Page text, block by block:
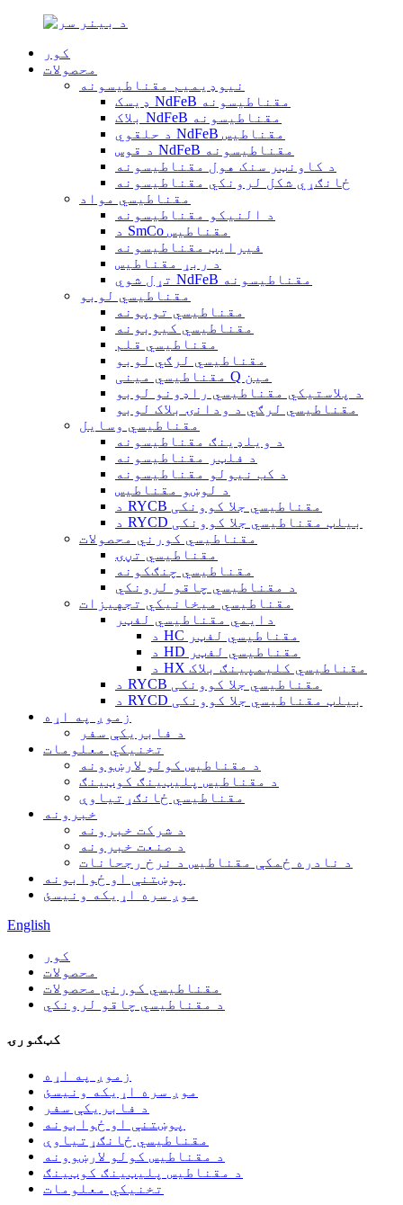
کور
محصولات
نیوډیمیم مقناطیسونه
ډیسک NdFeB مقناطیسونه
بلاک NdFeB مقناطیسونه
د حلقوي NdFeB مقناطیس
د قوس NdFeB مقناطیسونه
د کاونټر سنک هول مقناطیسونه
ځانګړي شکل لرونکي مقناطیسونه
مقناطیسي مواد
د النیکو مقناطیسونه
د SmCo مقناطیس
فیرایټ مقناطیسونه
د ربړ مقناطیس
تړل شوي NdFeB مقناطیسونه
مقناطیسي لوبو
مقناطیسي توپونه
مقناطیسي کیوبونه
مقناطیسي قلم
مقناطیسي لرګي لوبو
مقناطیسي مینی Q مین
د پلاستيکي مقناطیسي راډونو لوبو
مقناطیسي لرګي د ودانۍ بلاک لوبو
مقناطیسي وسایل
د ویلډینګ مقناطیسونه
د فلټر مقناطیسونه
د کب نیولو مقناطیسونه
د لوښو مقناطیس
د RYCB مقناطیسي جلا کوونکی
د RYCD بیلټ مقناطیسي جلا کوونکی
مقناطیسي کورني محصولات
مقناطیسي تڼۍ
مقناطیسي چنګکونه
د مقناطیسي چاقو لرونکي
مقناطیسي میخانیکي تجهیزات
دایمي مقناطیسي لفټر
د HC مقناطیسي لفټر
د HD مقناطیسي لفټر
د HX مقناطیسي کلیمپینګ بلاک
د RYCB مقناطیسي جلا کوونکی
د RYCD بیلټ مقناطیسي جلا کوونکی
زموږ په اړه
د فابریکې سفر
تخنیکي معلومات
د مقناطیس کولو لارښوونه
د مقناطیس پلیټینګ کوټینګ
مقناطیسي ځانګړتیاوې
خبرونه
د شرکت خبرونه
د صنعت خبرونه
د نادره ځمکې مقناطیس د نرخ رجحانات
پوښتنې او ځوابونه
موږ سره اړیکه ونیسئ
English
کور
محصولات
مقناطیسي کورني محصولات
د مقناطیسي چاقو لرونکي
کټګورۍ
زموږ په اړه
موږ سره اړیکه ونیسئ
د فابریکې سفر
پوښتنې او ځوابونه
مقناطیسي ځانګړتیاوې
د مقناطیس کولو لارښوونه
د مقناطیس پلیټینګ کوټینګ
تخنیکي معلومات